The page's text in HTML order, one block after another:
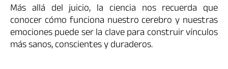
Más allá del juicio, la ciencia nos recuerda que
conocer cómo funciona nuestro cerebro y nuestras
emociones puede ser la clave para construir vínculos
más sanos, conscientes y duraderos.